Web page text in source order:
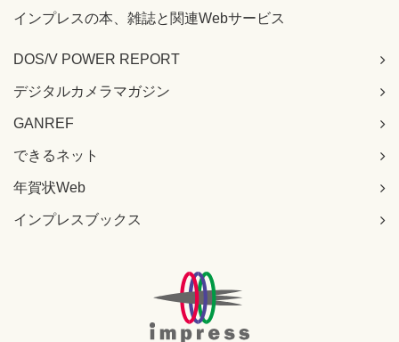
インプレスの本、雑誌と関連Webサービス
DOS/V POWER REPORT
デジタルカメラマガジン
GANREF
できるネット
年賀状Web
インプレスブックス